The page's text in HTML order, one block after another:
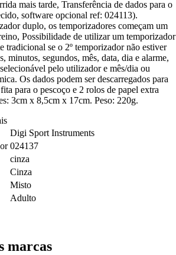
mais tarde, Transferência de dados para o
software opcional ref: 024113).
duplo, os temporizadores começam um
Possibilidade de utilizar um temporizador
tradicional se o 2º temporizador não estiver
minutos, segundos, mês, data, dia e alarme,
pelo utilizador e mês/dia ou
Os dados podem ser descarregados para
para o pescoço e 2 rolos de papel extra
3cm x 8,5cm x 17cm. Peso: 220g.
Digi Sport Instruments
024137
cinza
Cinza
Misto
Adulto
marcas